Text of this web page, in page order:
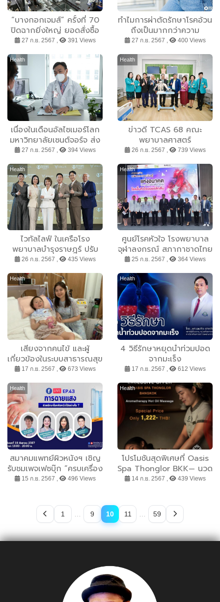
“บางกอกเจมส์” ครั้งที่ 70
ปิดฉากยิ่งใหญ่ ยอดสั่งซื้อ
ทะลุ 3288 ล้านบาท ผู้ชม
ไทยขึ้นแท่นศูนย์กลางการค้า
อัญมณีและเครื่องประดับโลก
27 ก.ย. 2567 , 391 Views
ทำไมการผ่าตัดรักษาโรคอ้วน
ถึงเป็นมากกว่าความ
สวยงาม
27 ก.ย. 2567 , 400 Views
Health
เนื่องในเดือนอัลไซเมอร์โลก
มหาวิทยาลัยเซนต์จอร์จ ส่ง
เสริมความตระหนักรู้เกี่ยวกับ
27 ก.ย. 2567 , 394 Views
Health
ข่าวดี TCAS 68 คณะ
พยาบาลศาสตร์
มหาวิทยาลัยเกษตรศาสตร์
จำนวน 70 คน
26 ก.ย. 2567 , 739 Views
Health
ไวทัลไลฟ์ ในเครือโรง
พยาบาลบำรุงราษฎร์ ปรับ
โฉมใหม่ ปลดล็อกความลับสู่
อายุที่ยืนยาวอย่างมี
คุณภาพ สอดรับเมกะเทรนด์
ทางการแพทย์สู่ศูนย์กลาง
สุขภาพแห่งอนาคต
26 ก.ย. 2567 , 435 Views
Health
ศูนย์โรคหัวใจ โรงพยาบาล
จุฬาลงกรณ์ สภากาชาดไทย
และคณะแพทยศาสตร์
จุฬาลงกรณ์มหาวิทยาลัย
เปิดนวัตกรรมการเรียนรู้แห่ง
อนาคต สู่ความเป็นเลิศในการ
รักษาโรคลิ้นหัวใจเอออร์ติก
ตีบ
25 ก.ย. 2567 , 364 Views
Health
เสียงจากคนไข้ และผู้
เกี่ยวข้องในระบบสาธารณสุข
ร่วมผลักดันการตระหนักรู้และ
เข้าถึงการรักษาสำหรับผู้
ป่วยโรคกล้ามเนื้ออ่อนแรง
SMA
17 ก.ย. 2567 , 673 Views
Health
4 วิธีรักษาหยุดน้ำท่วมปอด
จากมะเร็ง
17 ก.ย. 2567 , 612 Views
Health
สมาคมแพทย์ผิวหนังฯ เชิญ
รับชมเพจเฟซบุ๊ก “ครบเครื่อง
เรื่องผิวหนัง” EP.43 ตอน
15 ก.ย. 2567 , 496 Views
Health
โปรโมชันสุดพิเศษที่ Oasis
Spa Thonglor BKK— นวด
น้ำมันอโรมาเธอราพีร้อน
14 ก.ย. 2567 , 439 Views
1 9 10 11 59